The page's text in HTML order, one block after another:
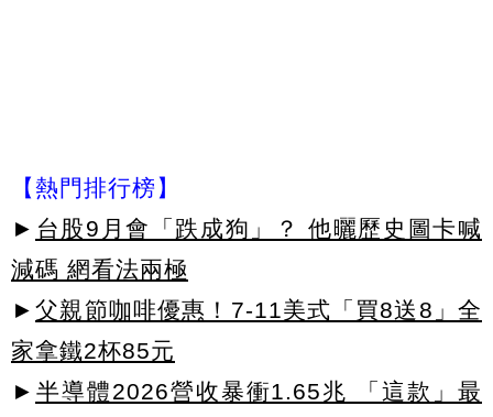
【熱門排行榜】
► 台股9月會「跌成狗」？ 他曬歷史圖卡喊
減碼 網看法兩極
► 父親節咖啡優惠！7-11美式「買8送8」全
家拿鐵2杯85元
► 半導體2026營收暴衝1.65兆 「這款」最